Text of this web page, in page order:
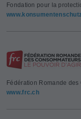
Fondation pour la
Fédération Romande des
www.frc.ch